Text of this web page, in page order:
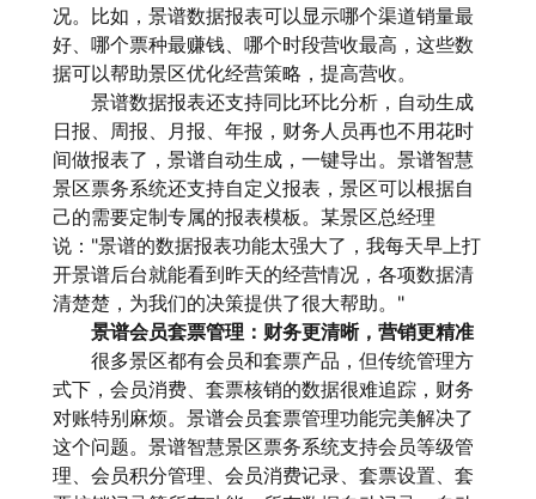
况。比如，景谱数据报表可以显示哪个渠道销量最
好、哪个票种最赚钱、哪个时段营收最高，这些数
据可以帮助景区优化经营策略，提高营收。
景谱数据报表还支持同比环比分析，自动生成
日报、周报、月报、年报，财务人员再也不用花时
间做报表了，景谱自动生成，一键导出。景谱智慧
景区票务系统还支持自定义报表，景区可以根据自
己的需要定制专属的报表模板。某景区总经理
说："景谱的数据报表功能太强大了，我每天早上打
开景谱后台就能看到昨天的经营情况，各项数据清
清楚楚，为我们的决策提供了很大帮助。"
景谱会员套票管理：财务更清晰，营销更精准
很多景区都有会员和套票产品，但传统管理方
式下，会员消费、套票核销的数据很难追踪，财务
对账特别麻烦。景谱会员套票管理功能完美解决了
这个问题。景谱智慧景区票务系统支持会员等级管
理、会员积分管理、会员消费记录、套票设置、套